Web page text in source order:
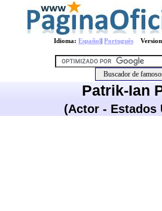
Idioma: Español| Português
Patrik-Ian
(Actor - Estados